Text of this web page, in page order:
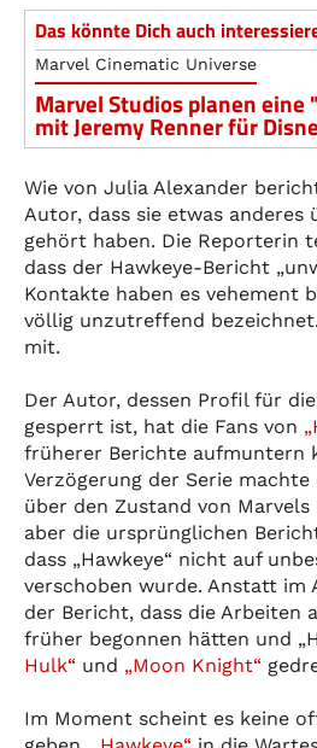
Das könnte Dich auch
Marvel Cinematic Universe
Marvel Studios planen eine
mit Jeremy Renner für
Wie von Julia Alexander
Autor, dass sie etwas anderes
gehört haben. Die Reporterin
dass der Hawkeye-Bericht
Kontakte haben es vehement
völlig unzutreffend
mit.
Der Autor, dessen Profil für
gesperrt ist, hat die Fans von
früherer Berichte aufmuntern
Verzögerung der Serie
über den Zustand von Marvels
aber die ursprünglichen
dass „Hawkeye“ nicht auf
verschoben wurde. Anstatt im
der Bericht, dass die Arbeiten
früher begonnen hätten und
Hulk“ und „Moon Knight“
Im Moment scheint es keine